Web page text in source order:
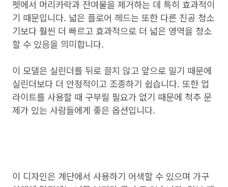
펫에서 머리카락과 잔여물을 제거하는 데 특히 효과적이
기 때문입니다. 넓은 플로어 헤드는 또한 다른 진공 청소
기보다 훨씬 더 빠르고 효과적으로 더 넓은 영역을 청소
할 수 있음을 의미합니다.
이 모델은 실린더를 뒤로 끌지 않고 앞으로 밀기 때문에
실린더보다 더 안정적이고 조종하기 쉽습니다. 또한 업
라이트를 사용할 때 구부릴 필요가 없기 때문에 척추 문
제가 있는 사람들에게 좋은 옵션입니다.
이 디자인은 계단에서 사용하기 어색할 수 있으며 가구